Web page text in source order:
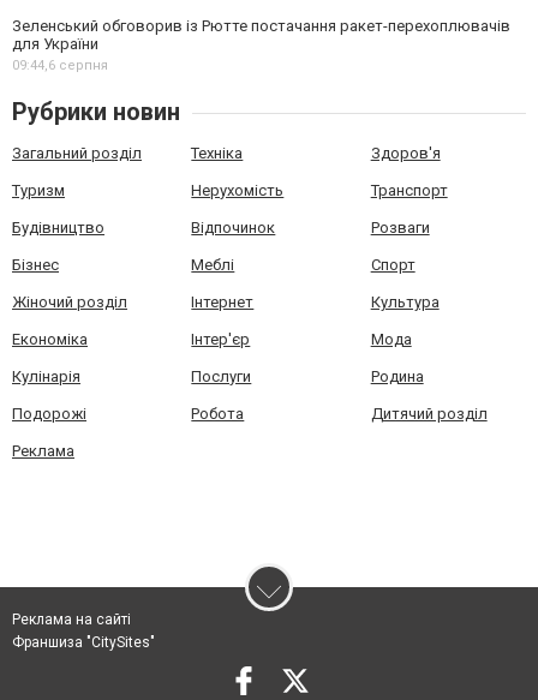
Зеленський обговорив із Рютте постачання ракет-перехоплювачів
для України
09:44,6 серпня
Рубрики новин
Загальний розділ Техніка Здоров'я
Туризм Нерухомість Транспорт
Будівництво Відпочинок Розваги
Бізнес Меблі Спорт
Жіночий розділ Інтернет Культура
Економіка Інтер'єр Мода
Кулінарія Послуги Родина
Подорожі Робота Дитячий розділ
Реклама
Реклама на сайті
Франшиза "CitySites"